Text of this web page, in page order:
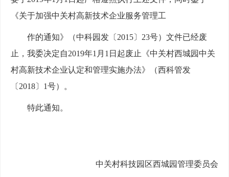
《关于加强中关村高新技术企业服务管理工
作的通知》（中科园发〔2015〕23号）文件已经废
止，我委决定自2019年1月1日起废止《中关村西城园中关
村高新技术企业认定和管理实施办法》（西科管发
〔2018〕1号）。
特此通知。
中关村科技园区西城园管理委员会